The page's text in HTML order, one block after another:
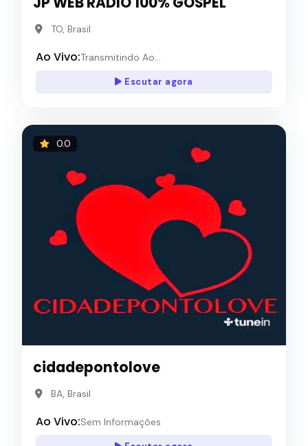
TO, Brasil
Ao Vivo:Transmitindo Ao...
Escutar agora
0.0
cidadepontolove
BA, Brasil
Ao Vivo:Sem Informações